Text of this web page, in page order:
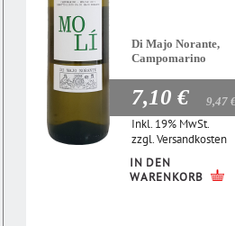
Di Majo Norante,
Campomarino
7,10 € 9,47
Inkl. 19% MwSt.
zzgl.Versandkosten
IN DEN
WARENKORB